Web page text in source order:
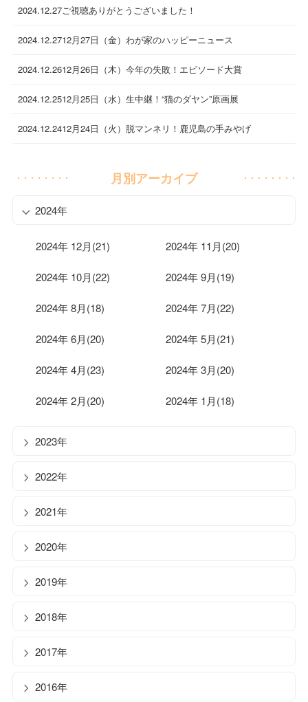
2024.12.27ご視聴ありがとうございました！
2024.12.2712月27日（金）わが家のハッピーニュース
2024.12.2612月26日（木）今年の失敗！エピソード大賞
2024.12.2512月25日（水）生中継！“猫のダヤン”原画展
2024.12.2412月24日（火）脱マンネリ！鹿児島の手みやげ
月別アーカイブ
2024年
2024年 12月(21) 2024年 11月(20)
2024年 10月(22) 2024年 9月(19)
2024年 8月(18) 2024年 7月(22)
2024年 6月(20) 2024年 5月(21)
2024年 4月(23) 2024年 3月(20)
2024年 2月(20) 2024年 1月(18)
2023年
2022年
2021年
2020年
2019年
2018年
2017年
2016年